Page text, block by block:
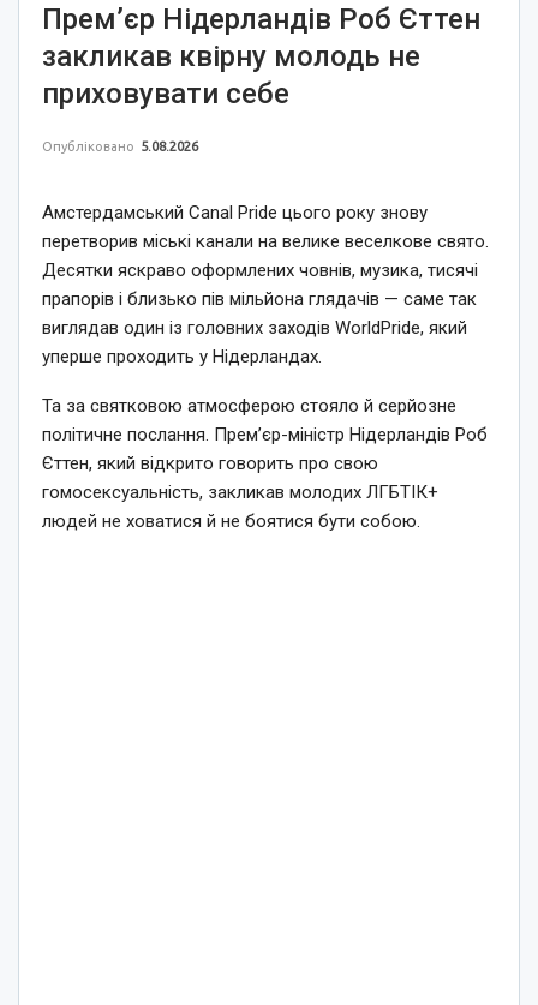
Прем’єр Нідерландів Роб Єттен
закликав квірну молодь не
приховувати себе
Опубліковано 5.08.2026
Амстердамський Canal Pride цього року знову
перетворив міські канали на велике веселкове свято.
Десятки яскраво оформлених човнів, музика, тисячі
прапорів і близько пів мільйона глядачів — саме так
виглядав один із головних заходів WorldPride, який
уперше проходить у Нідерландах.
Та за святковою атмосферою стояло й серйозне
політичне послання. Прем’єр-міністр Нідерландів Роб
Єттен, який відкрито говорить про свою
гомосексуальність, закликав молодих ЛГБТІК+
людей не ховатися й не боятися бути собою.